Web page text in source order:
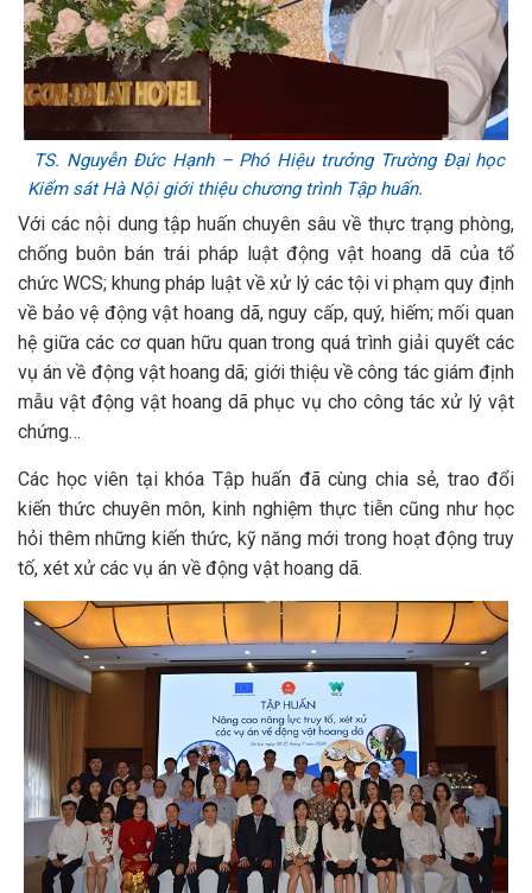
TS. Nguyễn Đức Hạnh – Phó Hiệu trưởng Trường Đại học
Kiểm sát Hà Nội giới thiệu chương trình Tập huấn.
Với các nội dung tập huấn chuyên sâu về thực trạng phòng,
chống buôn bán trái pháp luật động vật hoang dã của tổ
chức WCS; khung pháp luật về xử lý các tội vi phạm quy định
về bảo vệ động vật hoang dã, nguy cấp, quý, hiếm; mối quan
hệ giữa các cơ quan hữu quan trong quá trình giải quyết các
vụ án về động vật hoang dã; giới thiệu về công tác giám định
mẫu vật động vật hoang dã phục vụ cho công tác xử lý vật
chứng…
Các học viên tại khóa Tập huấn đã cùng chia sẻ, trao đổi
kiến thức chuyên môn, kinh nghiệm thực tiễn cũng như học
hỏi thêm những kiến thức, kỹ năng mới trong hoạt động truy
tố, xét xử các vụ án về động vật hoang dã.